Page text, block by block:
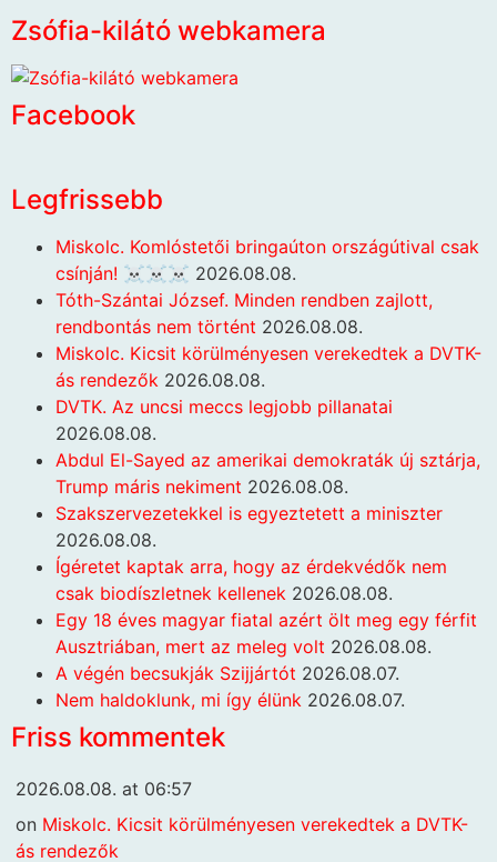
Zsófia-kilátó webkamera
Facebook
Legfrissebb
Miskolc. Komlóstetői bringaúton országútival csak
csínján! ☠️☠️☠️ 2026.08.08.
Tóth-Szántai József. Minden rendben zajlott,
rendbontás nem történt 2026.08.08.
Miskolc. Kicsit körülményesen verekedtek a DVTK-
ás rendezők 2026.08.08.
DVTK. Az uncsi meccs legjobb pillanatai
2026.08.08.
Abdul El-Sayed az amerikai demokraták új sztárja,
Trump máris nekiment 2026.08.08.
Szakszervezetekkel is egyeztetett a miniszter
2026.08.08.
Ígéretet kaptak arra, hogy az érdekvédők nem
csak biodíszletnek kellenek 2026.08.08.
Egy 18 éves magyar fiatal azért ölt meg egy férfit
Ausztriában, mert az meleg volt 2026.08.08.
A végén becsukják Szijjártót 2026.08.07.
Nem haldoklunk, mi így élünk 2026.08.07.
Friss kommentek
2026.08.08. at 06:57
on Miskolc. Kicsit körülményesen verekedtek a DVTK-
ás rendezők